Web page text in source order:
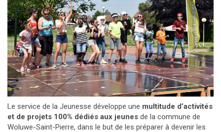
Le service de la Jeunesse développe une multitude d’activités
et de projets 100% dédiés aux jeunes de la commune de
Woluwe-Saint-Pierre, dans le but de les préparer à devenir les